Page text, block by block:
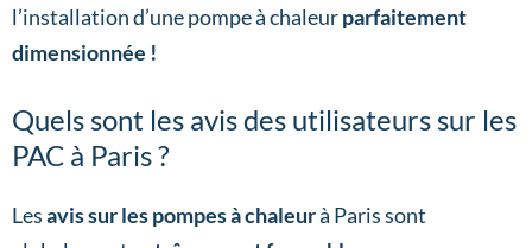
l’installation d’une pompe à chaleurparfaitement
dimensionnée !
Quels sont les avis des utilisateurs sur les
PAC à Paris ?
Lesavis sur les pompes à chaleurà Paris sont